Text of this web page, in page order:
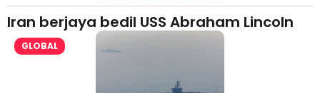
Iran berjaya bedil USS Abraham Lincoln
GLOBAL